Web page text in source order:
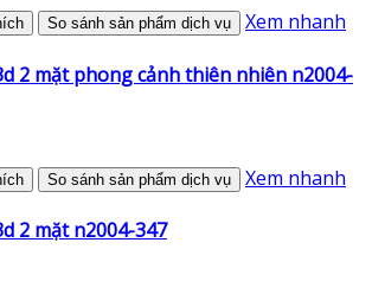
So sánh sản phẩm dịch vụ Xem nhanh
2 mặt phong cảnh thiên nhiên n2004-
So sánh sản phẩm dịch vụ Xem nhanh
2 mặt n2004-347